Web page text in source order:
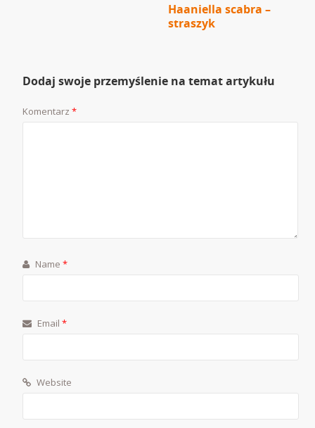
Haaniella scabra –
straszyk
Dodaj swoje przemyślenie na temat artykułu
Komentarz*
Name*
Email*
Website